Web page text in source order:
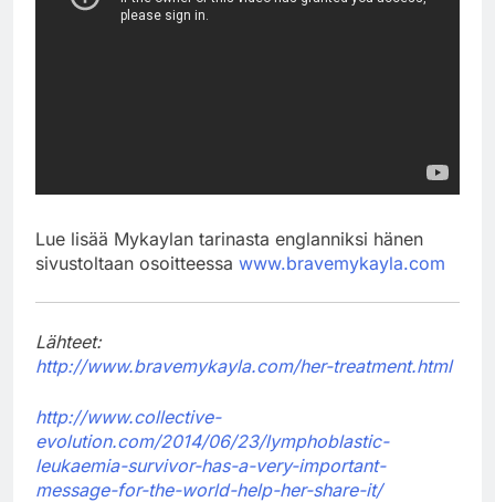
Lue lisää Mykaylan tarinasta englanniksi hänen
sivustoltaan osoitteessa www.bravemykayla.com
Lähteet:
http://www.bravemykayla.com/her-treatment.html
http://www.collective-
evolution.com/2014/06/23/lymphoblastic-
leukaemia-survivor-has-a-very-important-
message-for-the-world-help-her-share-it/